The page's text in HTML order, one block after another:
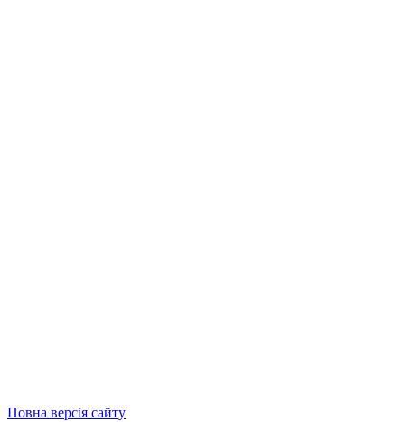
Повна версія сайту